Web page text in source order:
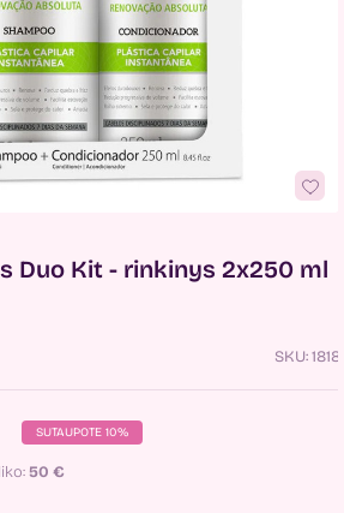
Duo Kit - rinkinys 2x250 ml
SKU:1818
SUTAUPOTE 10%
50 €